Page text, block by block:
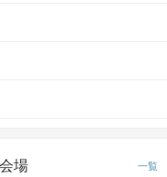
場 一覧